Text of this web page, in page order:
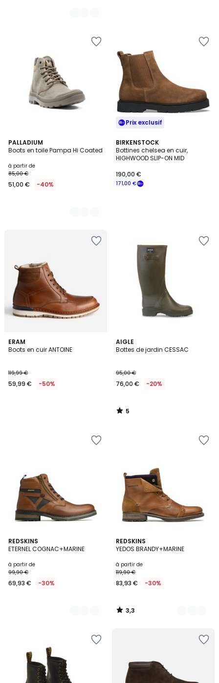
PALLADIUM
Boots en toile Pampa Hi Coated
à partir de
85,00 €
51,00 € -40%
2
Couleurs
Prix exclusif
BIRKENSTOCK
Bottines chelsea en cuir,
HIGHWOOD SLIP-ON MID
171,00 €
190,00 €
ERAM
Boots en cuir ANTOINE
119,99 €
59,99 € -50%
AIGLE
Bottes de jardin CESSAC
95,00 €
76,00 € -20%
5
/
5
/
REDSKINS
ETERNEL COGNAC+MARINE
à partir de
99,90 €
69,93 € -30%
2
Couleurs
REDSKINS
YEDOS BRANDY+MARINE
à partir de
119,90 €
83,93 € -30%
3,3
/ 5
3
Couleurs
3,3
/